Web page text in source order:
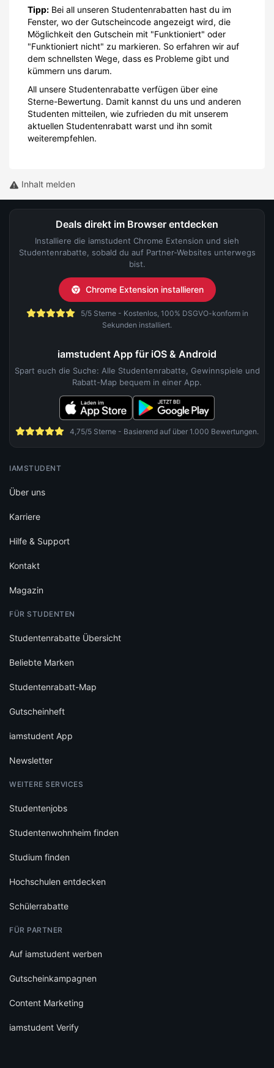
Tipp: Bei all unseren Studentenrabatten hast du im
Fenster, wo der Gutscheincode angezeigt wird, die
Möglichkeit den Gutschein mit "Funktioniert" oder
"Funktioniert nicht" zu markieren. So erfahren wir auf
dem schnellsten Wege, dass es Probleme gibt und
kümmern uns darum.
All unsere Studentenrabatte verfügen über eine
Sterne-Bewertung. Damit kannst du uns und anderen
Studenten mitteilen, wie zufrieden du mit unserem
aktuellen Studentenrabatt warst und ihn somit
weiterempfehlen.
Inhalt melden
Deals direkt im Browser entdecken
Installiere die iamstudent Chrome Extension und sieh
Studentenrabatte, sobald du auf Partner-Websites unterwegs
bist.
Chrome Extension installieren
5/5 Sterne - Kostenlos, 100% DSGVO-konform in
Sekunden installiert.
iamstudent App für iOS & Android
Spart euch die Suche: Alle Studentenrabatte, Gewinnspiele und
Rabatt-Map bequem in einer App.
4,75/5 Sterne - Basierend auf über 1.000 Bewertungen.
IAMSTUDENT
Über uns
Karriere
Hilfe & Support
Kontakt
Magazin
FÜR STUDENTEN
Studentenrabatte Übersicht
Beliebte Marken
Studentenrabatt-Map
Gutscheinheft
iamstudent App
Newsletter
WEITERE SERVICES
Studentenjobs
Studentenwohnheim finden
Studium finden
Hochschulen entdecken
Schülerrabatte
FÜR PARTNER
Auf iamstudent werben
Gutscheinkampagnen
Content Marketing
iamstudent Verify